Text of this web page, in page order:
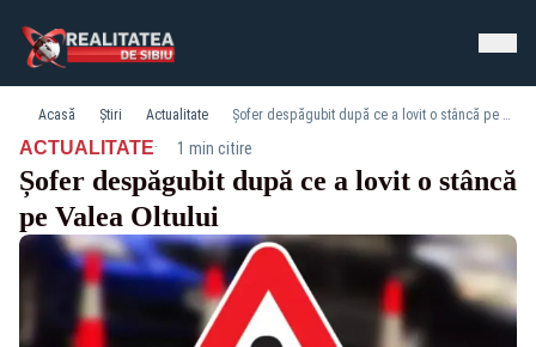
Acasă Știri Actualitate Șofer despăgubit după ce a lovit o stâncă pe Valea Oltului
ACTUALITATE· 1 min citire
Șofer despăgubit după ce a lovit o stâncă
pe Valea Oltului